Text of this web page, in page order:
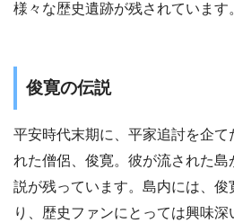
様々な歴史遺跡が残されています
俊寛の伝説
平安時代末期に、平家追討を企て
れた僧侶、俊寛。彼が流された
説が残っています。島内には、
り、歴史ファンにとっては興味深